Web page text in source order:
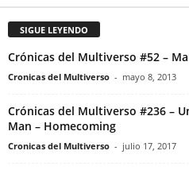
SIGUE LEYENDO
Crónicas del Multiverso #52 –
Cronicas del Multiverso - mayo 8, 2013
Crónicas del Multiverso #236 –
Man – Homecoming
Cronicas del Multiverso - julio 17, 2017